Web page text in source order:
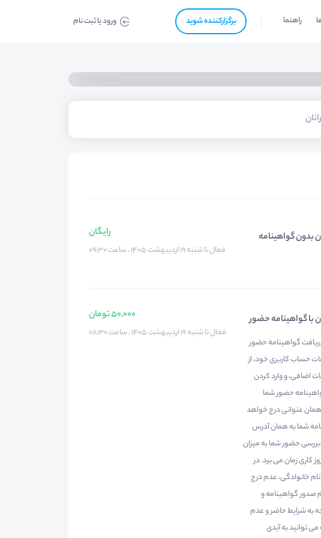
راهنما برگزار‌‌کننده شوید ورود یا ثبت نام
بدون گواهینامه
رایگان
فعال تا شنبه ۱۹ اردیبهشت ۱۴۰۵ ، ساعت ۰۹:۳۰
با گواهینامه حضور
گواهینامه حضور
حساب کاربری خود، از
اضافی، و وارد کردن
حضور شما
عنوانی درج خواهد
شما به همان آدرس
حضور شما به میزان
در وبینار صادر خواهد شد و صدور آن 10 الی 15 روز کاری زمان می برد. در
خانوادگی، عدم درج
صدور گواهینامه و
به شرایط حاضر و عدم
توانید به آیدی
50,000 تومان
فعال تا شنبه ۱۹ اردیبهشت ۱۴۰۵ ، ساعت ۰۸:۳۰